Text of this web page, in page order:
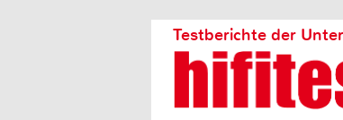
Testberichte der